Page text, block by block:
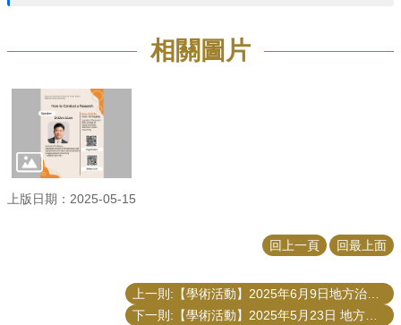
相關圖片
上版日期：2025-05-15
回上一頁 回最上面